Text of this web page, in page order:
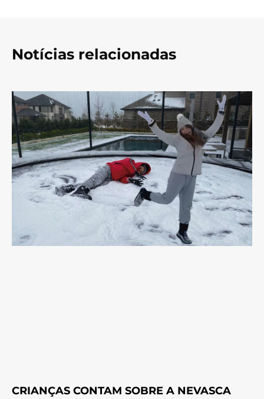
Notícias relacionadas
CRIANÇAS CONTAM SOBRE A NEVASCA